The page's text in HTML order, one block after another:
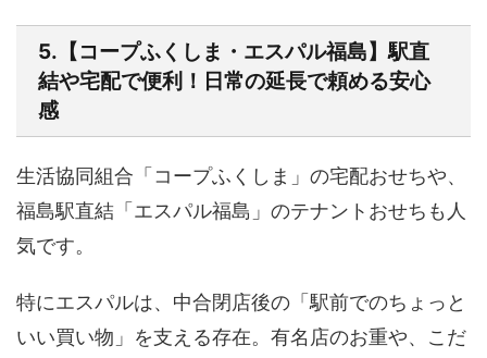
5.【コープふくしま・エスパル福島】駅直
結や宅配で便利！日常の延長で頼める安心
感
生活協同組合「コープふくしま」の宅配おせちや、
福島駅直結「エスパル福島」のテナントおせちも人
気です。
特にエスパルは、中合閉店後の 「駅前でのちょっと
いい買い物」を支える存在。有名店のお重や、こだ